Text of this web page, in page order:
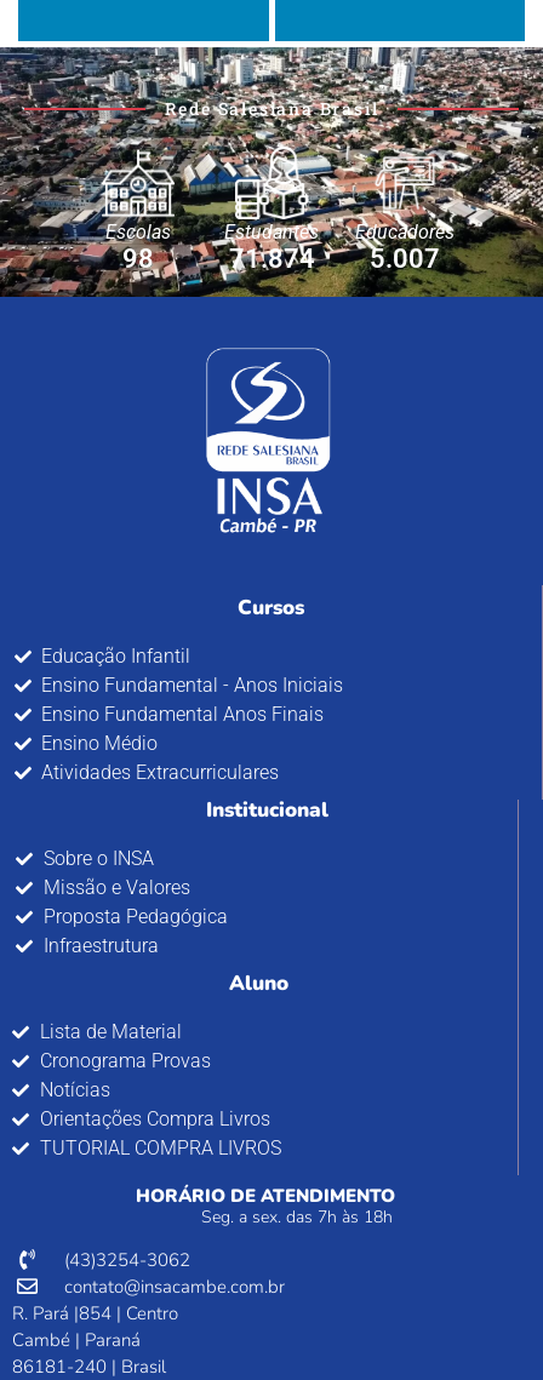
Rede Salesiana Brasil
Escolas
98
Estudantes
71.874
Educadores
5.007
Cursos
Educação Infantil
Ensino Fundamental - Anos Iniciais
Ensino Fundamental Anos Finais
Ensino Médio
Atividades Extracurriculares
Institucional
Sobre o INSA
Missão e Valores
Proposta Pedagógica
Infraestrutura
Aluno
Lista de Material
Cronograma Provas
Notícias
Orientações Compra Livros
TUTORIAL COMPRA LIVROS
HORÁRIO DE ATENDIMENTO
Seg. a sex. das 7h às 18h
(43)3254-3062
contato@insacambe.com.br
R. Pará |854 | Centro
Cambé | Paraná
86181-240 | Brasil